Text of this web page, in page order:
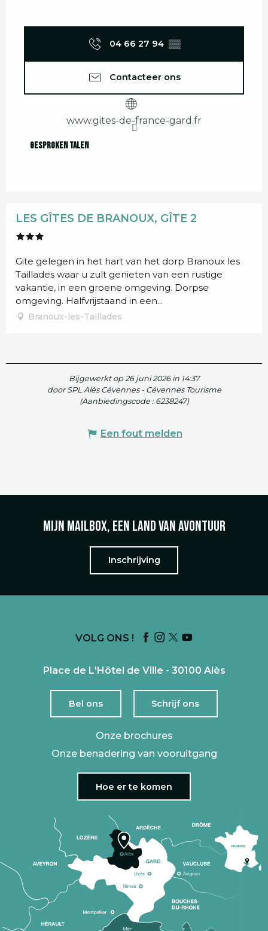
04 66 27 94 ▒▒
Contacteer ons
www.gites-de-france-gard.fr
Gesproken talen
Gesproken talen
LES GÎTES DE BRANOUX, GÎTE 2
Gite gelegen in het hart van het dorp Branoux les
Taillades waar u zult genieten van een rustige
vakantie, in een groene omgeving. Dorpse
omgeving. Halfvrijstaand in een...
Branoux-les-Taillades
Bijgewerkt op 26 juni 2026 in 14:37
door SPL Alès Cévennes - Cévennes Tourisme
(Aanbiedingscode : 6238247)
Een fout melden
Mijn mailbox, een land van avontuur
Inschrijving
VOLG ONS !
Place de L'Hôtel de Ville - 30100 Alès
Bel ons Schrijf ons
Onze brochures
Onze benadering van vooruitgang
Hoe er te komen